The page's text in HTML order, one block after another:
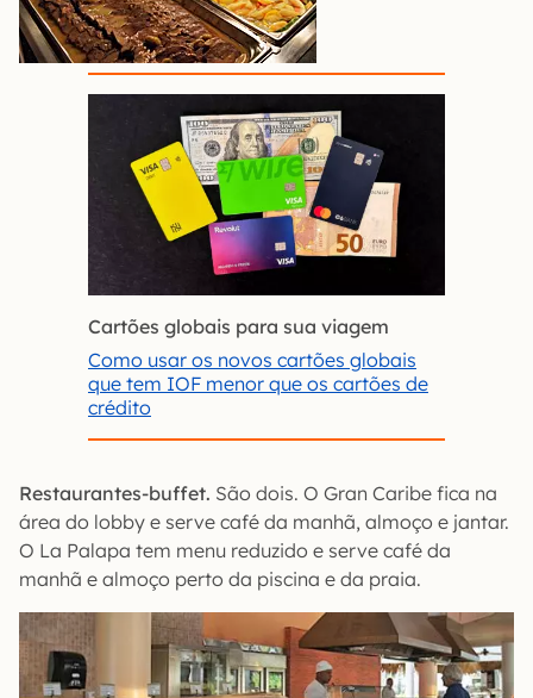
Cartões globais para sua viagem
Como usar os novos cartões globais
que tem IOF menor que os cartões de
crédito
Restaurantes-buffet. São dois. O Gran Caribe fica na
área do lobby e serve café da manhã, almoço e jantar.
O La Palapa tem menu reduzido e serve café da
manhã e almoço perto da piscina e da praia.